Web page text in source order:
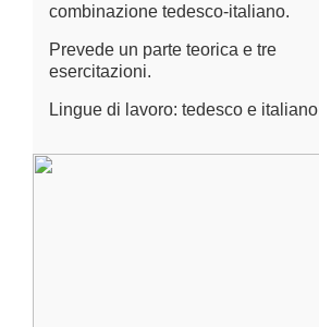
combinazione tedesco-italiano.
Prevede un parte teorica e tre
esercitazioni.
Lingue di lavoro: tedesco e italiano